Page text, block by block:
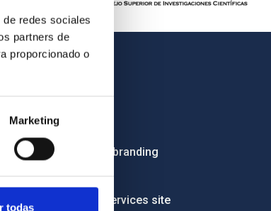
redes sociales
partners de
proporcionado o
Marketing
todas
Tenders
Institutional branding
RSS
Electronic services site